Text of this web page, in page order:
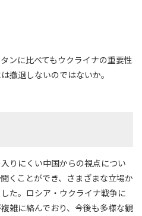
ンに比べてもウクライナの重要性
撤退しないのではないか。
りにくい中国からの視点につい
くことができ、さまざまな立場か
た。ロシア・ウクライナ戦争に
雑に絡んでおり、今後も多様な観